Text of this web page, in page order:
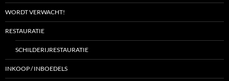
WORDT VERWACHT!
RESTAURATIE
SCHILDERIJRESTAURATIE
INKOOP / INBOEDELS